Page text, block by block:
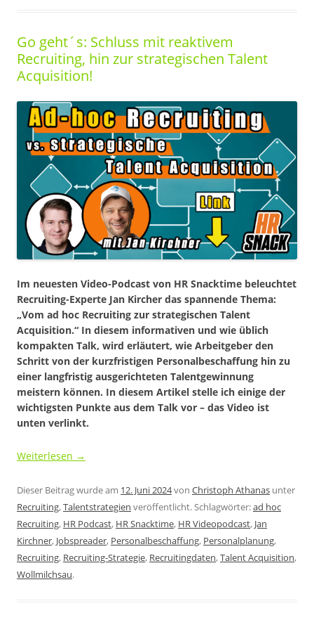
Go geht´s: Schluss mit reaktivem
Recruiting, hin zur strategischen Talent
Acquisition!
Im neuesten Video-Podcast von HR Snacktime beleuchtet
Recruiting-Experte Jan Kircher das spannende Thema:
„Vom ad hoc Recruiting zur strategischen Talent
Acquisition.“ In diesem informativen und wie üblich
kompakten Talk, wird erläutert, wie Arbeitgeber den
Schritt von der kurzfristigen Personalbeschaffung hin zu
einer langfristig ausgerichteten Talentgewinnung
meistern können. In diesem Artikel stelle ich einige der
wichtigsten Punkte aus dem Talk vor – das Video ist
unten verlinkt.
Weiterlesen →
Dieser Beitrag wurde am 12. Juni 2024von Christoph Athanas unter
Recruiting,Talentstrategien veröffentlicht. Schlagwörter:ad hoc
Recruiting, HR Podcast, HR Snacktime, HR Videopodcast, Jan
Kirchner, Jobspreader, Personalbeschaffung, Personalplanung,
Recruiting, Recruiting-Strategie, Recruitingdaten,Talent Acquisition,
Wollmilchsau.